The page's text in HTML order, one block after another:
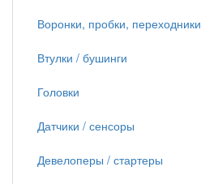
Воронки, пробки, переходники
Втулки / бушинги
Головки
Датчики / сенсоры
Девелоперы / стартеры